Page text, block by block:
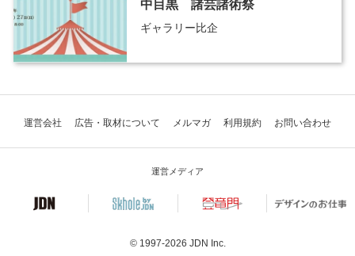
中目黒 諸芸諸術祭
ギャラリー比企
運営会社 広告・取材について メルマガ 利用規約 お問い合わせ
運営メディア
© 1997-2026 JDN Inc.